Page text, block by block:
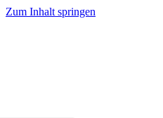
Zum Inhalt springen